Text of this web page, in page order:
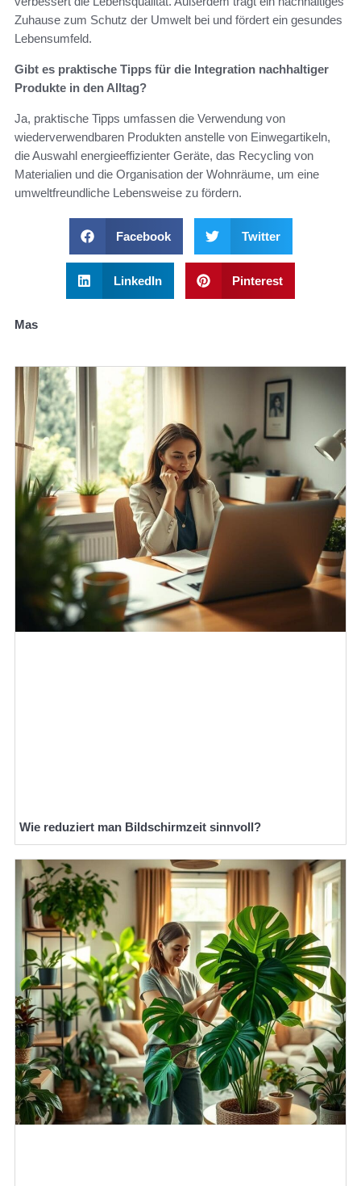
Zuhause zum Schutz der Umwelt bei und fördert ein gesundes
Lebensumfeld.
Gibt es praktische Tipps für die Integration nachhaltiger
Produkte in den Alltag?
Ja, praktische Tipps umfassen die Verwendung von
wiederverwendbaren Produkten anstelle von Einwegartikeln,
die Auswahl energieeffizienter Geräte, das Recycling von
Materialien und die Organisation der Wohnräume, um eine
umweltfreundliche Lebensweise zu fördern.
Facebook Twitter
LinkedIn Pinterest
Mas
Wie reduziert man Bildschirmzeit sinnvoll?